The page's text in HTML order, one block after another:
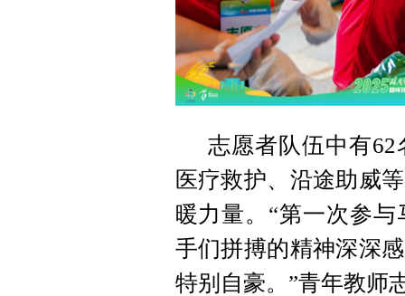
志愿者队伍中有
医疗救护、沿途助威
暖力量。“第一次参
手们拼搏的精神深深
特别自豪。”青年教师